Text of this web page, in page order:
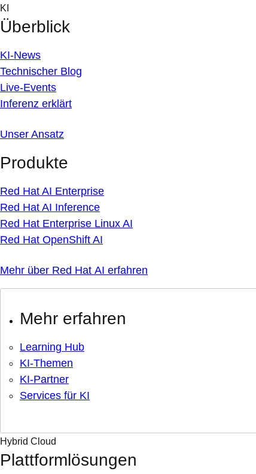
Skip
to
content
KI
Überblick
KI-News
Technischer Blog
Live-Events
Inferenz erklärt
Unser Ansatz
Produkte
Red Hat AI Enterprise
Red Hat AI Inference
Red Hat Enterprise Linux AI
Red Hat OpenShift AI
Mehr über Red Hat AI erfahren
Mehr erfahren
Learning Hub
KI-Themen
KI-Partner
Services für KI
Hybrid Cloud
Plattformlösungen